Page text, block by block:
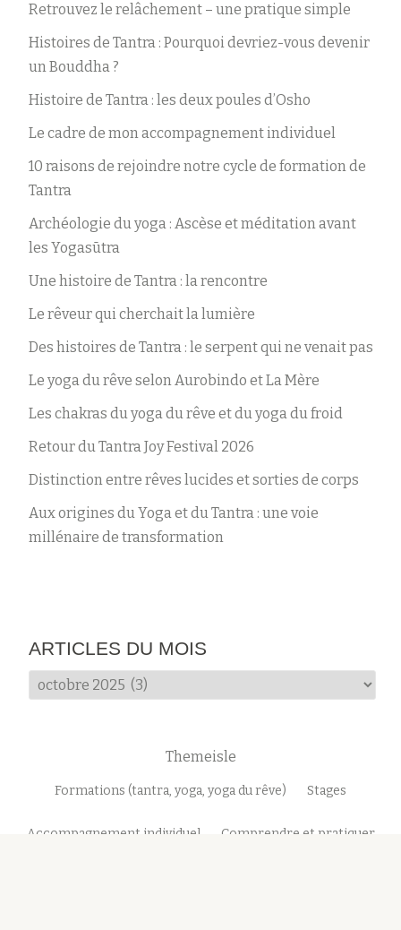
Retrouvez le relâchement – une pratique simple
Histoires de Tantra : Pourquoi devriez-vous devenir
un Bouddha ?
Histoire de Tantra : les deux poules d’Osho
Le cadre de mon accompagnement individuel
10 raisons de rejoindre notre cycle de formation de
Tantra
Archéologie du yoga : Ascèse et méditation avant
les Yogasūtra
Une histoire de Tantra : la rencontre
Le rêveur qui cherchait la lumière
Des histoires de Tantra : le serpent qui ne venait pas
Le yoga du rêve selon Aurobindo et La Mère
Les chakras du yoga du rêve et du yoga du froid
Retour du Tantra Joy Festival 2026
Distinction entre rêves lucides et sorties de corps
Aux origines du Yoga et du Tantra : une voie
millénaire de transformation
ARTICLES DU MOIS
Articles
du
Themeisle
Menu
secondaire
Formations (tantra, yoga, yoga du rêve) Stages
Accompagnement individuel Comprendre et pratiquer